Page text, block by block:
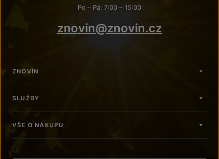
Po – Pá: 7:00 – 15:00
znovin@znovin.cz
ZNOVÍN
SLUŽBY
VŠE O NÁKUPU